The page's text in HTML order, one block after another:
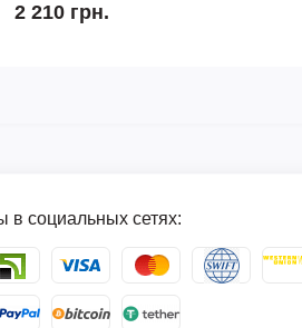
1 063 грн.
в социальных сетях: